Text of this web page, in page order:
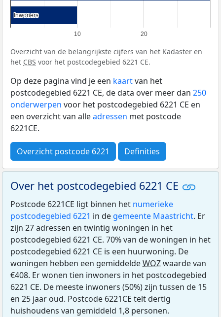
10 20
Inwoners
Inwoners
Overzicht van de belangrijkste cijfers van het Kadaster en
het CBS voor het postcodegebied 6221 CE.
Op deze pagina vind je een kaartvan het
postcodegebied 6221 CE, de data over meer dan 250
onderwerpen voor het postcodegebied 6221 CE en
een overzicht van alleadressen met postcode
6221CE.
Overzicht postcode 6221 Definities
Over het postcodegebied 6221 CE
Postcode 6221CE ligt binnen het numerieke
postcodegebied 6221 in de gemeente Maastricht. Er
zijn 27 adressen en twintig woningen in het
postcodegebied 6221 CE. 70% van de woningen in het
postcodegebied 6221 CE is een huurwoning. De
woningen hebben een gemiddeldeWOZwaarde van
€408. Er wonen tien inwoners in het postcodegebied
6221 CE. De meeste inwoners (50%) zijn tussen de 15
en 25 jaar oud. Postcode 6221CE telt dertig
huishoudens van gemiddeld 1,8 personen.